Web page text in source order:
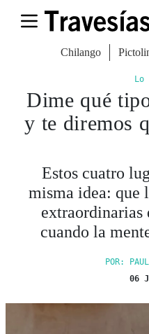
Chilango
Lo
Dime qué
y te diremos
Estos cuatro
misma idea: que
extraordinarias
cuando la
POR:
06